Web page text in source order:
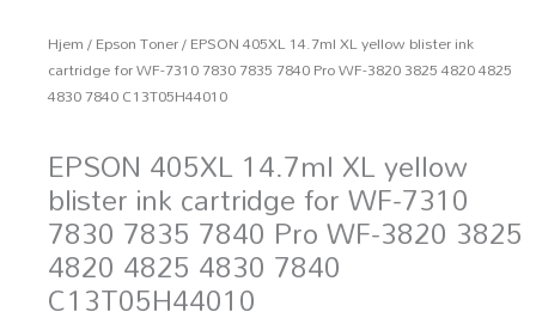
Hjem/Epson Toner/ EPSON 405XL 14.7ml XL yellow blister ink
cartridge for WF-7310 7830 7835 7840 Pro WF-3820 3825 4820 4825
4830 7840 C13T05H44010
EPSON 405XL 14.7ml XL yellow
blister ink cartridge for WF-7310
7830 7835 7840 Pro WF-3820 3825
4820 4825 4830 7840
C13T05H44010